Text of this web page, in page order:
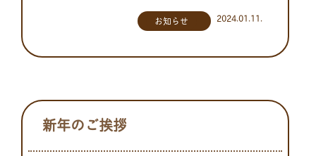
2024.01.11.
お知らせ
新年のご挨拶